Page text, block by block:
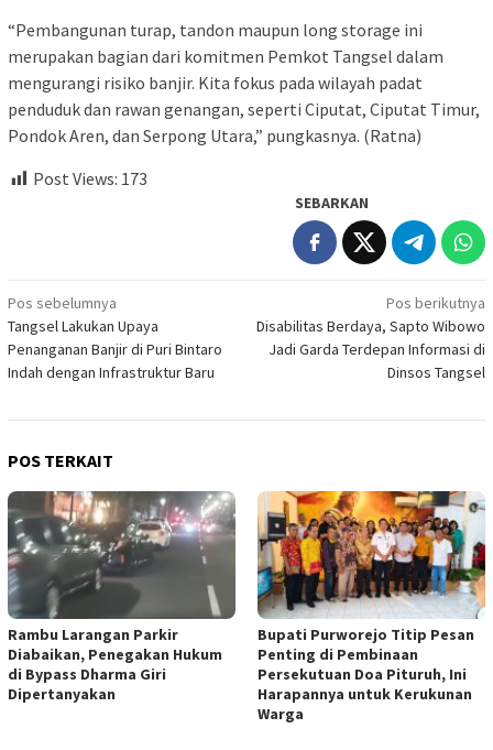
“Pembangunan turap, tandon maupun long storage ini
merupakan bagian dari komitmen Pemkot Tangsel dalam
mengurangi risiko banjir. Kita fokus pada wilayah padat
penduduk dan rawan genangan, seperti Ciputat, Ciputat Timur,
Pondok Aren, dan Serpong Utara,” pungkasnya. (Ratna)
Post Views: 173
SEBARKAN
Navigasi
pos
Pos sebelumnya
Tangsel Lakukan Upaya
Penanganan Banjir di Puri Bintaro
Indah dengan Infrastruktur Baru
Pos berikutnya
Disabilitas Berdaya, Sapto Wibowo
Jadi Garda Terdepan Informasi di
Dinsos Tangsel
POS TERKAIT
Rambu Larangan Parkir
Diabaikan, Penegakan Hukum
di Bypass Dharma Giri
Dipertanyakan
Bupati Purworejo Titip Pesan
Penting di Pembinaan
Persekutuan Doa Pituruh, Ini
Harapannya untuk Kerukunan
Warga